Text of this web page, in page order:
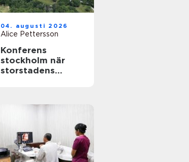
04. augusti 2026
Alice Pettersson
Konferens
stockholm när
storstadens